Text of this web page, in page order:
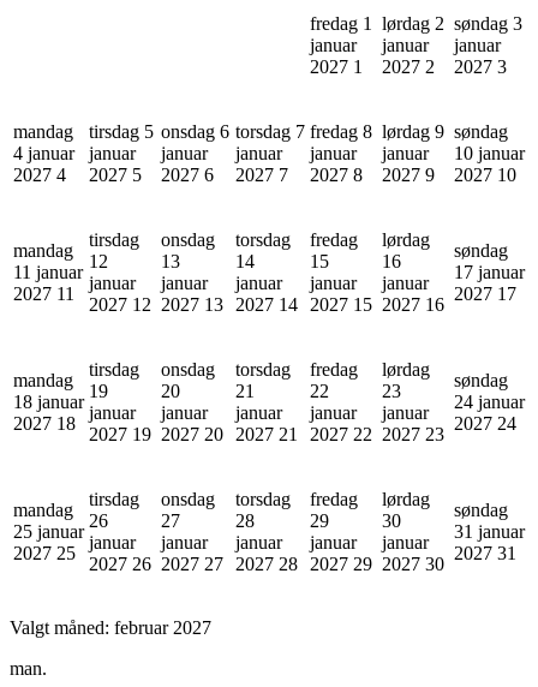
fredag 1
januar
2027 1
lørdag 2
januar
2027 2
søndag 3
januar
2027 3
mandag
4 januar
2027 4
tirsdag 5
januar
2027 5
onsdag 6
januar
2027 6
torsdag 7
januar
2027 7
fredag 8
januar
2027 8
lørdag 9
januar
2027 9
søndag
10 januar
2027 10
mandag
11 januar
2027 11
tirsdag
12
januar
2027 12
onsdag
13
januar
2027 13
torsdag
14
januar
2027 14
fredag
15
januar
2027 15
lørdag
16
januar
2027 16
søndag
17 januar
2027 17
mandag
18 januar
2027 18
tirsdag
19
januar
2027 19
onsdag
20
januar
2027 20
torsdag
21
januar
2027 21
fredag
22
januar
2027 22
lørdag
23
januar
2027 23
søndag
24 januar
2027 24
mandag
25 januar
2027 25
tirsdag
26
januar
2027 26
onsdag
27
januar
2027 27
torsdag
28
januar
2027 28
fredag
29
januar
2027 29
lørdag
30
januar
2027 30
søndag
31 januar
2027 31
Valgt måned: februar 2027
man.